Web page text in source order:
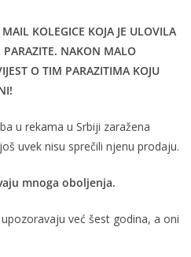
KOLEGICE KOJA JE ULOVILA
PARAZITE. NAKON MALO
O TIM PARAZITIMA KOJU
u rekama u Srbiji zaražena
uvek nisu sprečili njenu prodaju.
mnoga oboljenja.
već šest godina, a oni